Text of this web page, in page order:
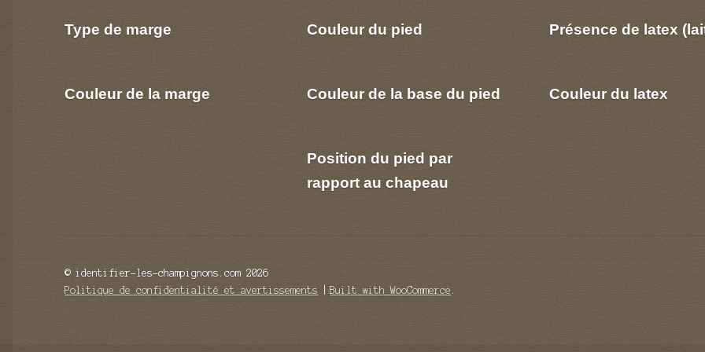
Type de marge
Couleur de la marge
Couleur du pied
Couleur de la base du pied
Position du pied par
rapport au chapeau
Présence de latex
Couleur du latex
© identifier-les-champignons.com 2026
Politique de confidentialité et avertissements
Built with WooCommerce